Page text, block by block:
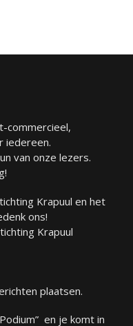
commercieel,
iedereen.
van onze lezers.
Krapuul en het
ons!
Krapuul
plaatsen.
en je komt in